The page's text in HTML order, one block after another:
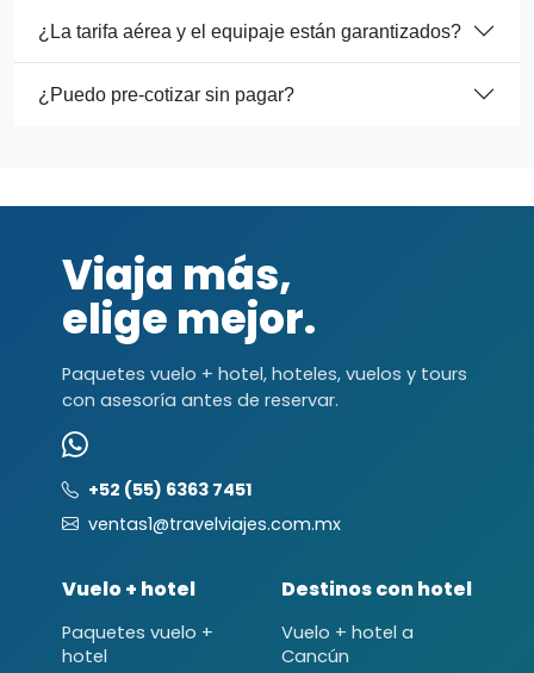
¿La tarifa aérea y el equipaje están garantizados?
¿Puedo pre-cotizar sin pagar?
Viaja más,
elige mejor.
Paquetes vuelo + hotel, hoteles, vuelos y tours
con asesoría antes de reservar.
+52 (55) 6363 7451
ventas1@travelviajes.com.mx
Vuelo + hotel
Paquetes vuelo +
hotel
Destinos con hotel
Vuelo + hotel a
Cancún